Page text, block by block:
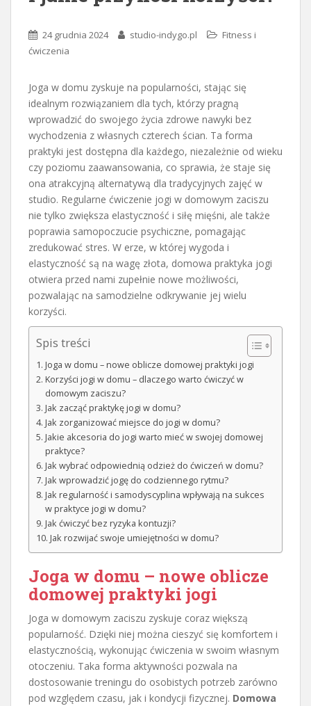
24 grudnia 2024 studio-indygo.pl
Fitness i
ćwiczenia
Joga w domu zyskuje na popularności, stając się
idealnym rozwiązaniem dla tych, którzy pragną
wprowadzić do swojego życia zdrowe nawyki bez
wychodzenia z własnych czterech ścian. Ta forma
praktyki jest dostępna dla każdego, niezależnie od wieku
czy poziomu zaawansowania, co sprawia, że staje się
ona atrakcyjną alternatywą dla tradycyjnych zajęć w
studio. Regularne ćwiczenie jogi w domowym zaciszu
nie tylko zwiększa elastyczność i siłę mięśni, ale także
poprawia samopoczucie psychiczne, pomagając
zredukować stres. W erze, w której wygoda i
elastyczność są na wagę złota, domowa praktyka jogi
otwiera przed nami zupełnie nowe możliwości,
pozwalając na samodzielne odkrywanie jej wielu
korzyści.
Spis treści
Joga w domu – nowe oblicze domowej praktyki jogi
Korzyści jogi w domu – dlaczego warto ćwiczyć w
domowym zaciszu?
Jak zacząć praktykę jogi w domu?
Jak zorganizować miejsce do jogi w domu?
Jakie akcesoria do jogi warto mieć w swojej domowej
praktyce?
Jak wybrać odpowiednią odzież do ćwiczeń w domu?
Jak wprowadzić jogę do codziennego rytmu?
Jak regularność i samodyscyplina wpływają na sukces
w praktyce jogi w domu?
Jak ćwiczyć bez ryzyka kontuzji?
Jak rozwijać swoje umiejętności w domu?
Joga w domu – nowe oblicze
domowej praktyki jogi
Joga w domowym zaciszu zyskuje coraz większą
popularność. Dzięki niej można cieszyć się komfortem i
elastycznością, wykonując ćwiczenia w swoim własnym
otoczeniu. Taka forma aktywności pozwala na
dostosowanie treningu do osobistych potrzeb zarówno
pod względem czasu, jak i kondycji fizycznej. Domowa